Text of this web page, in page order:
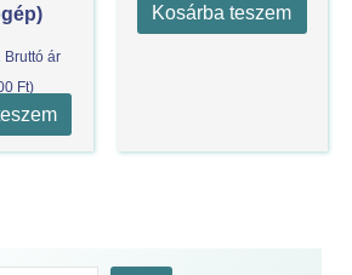
Bruttó ár
Ft)
Kosárba teszem